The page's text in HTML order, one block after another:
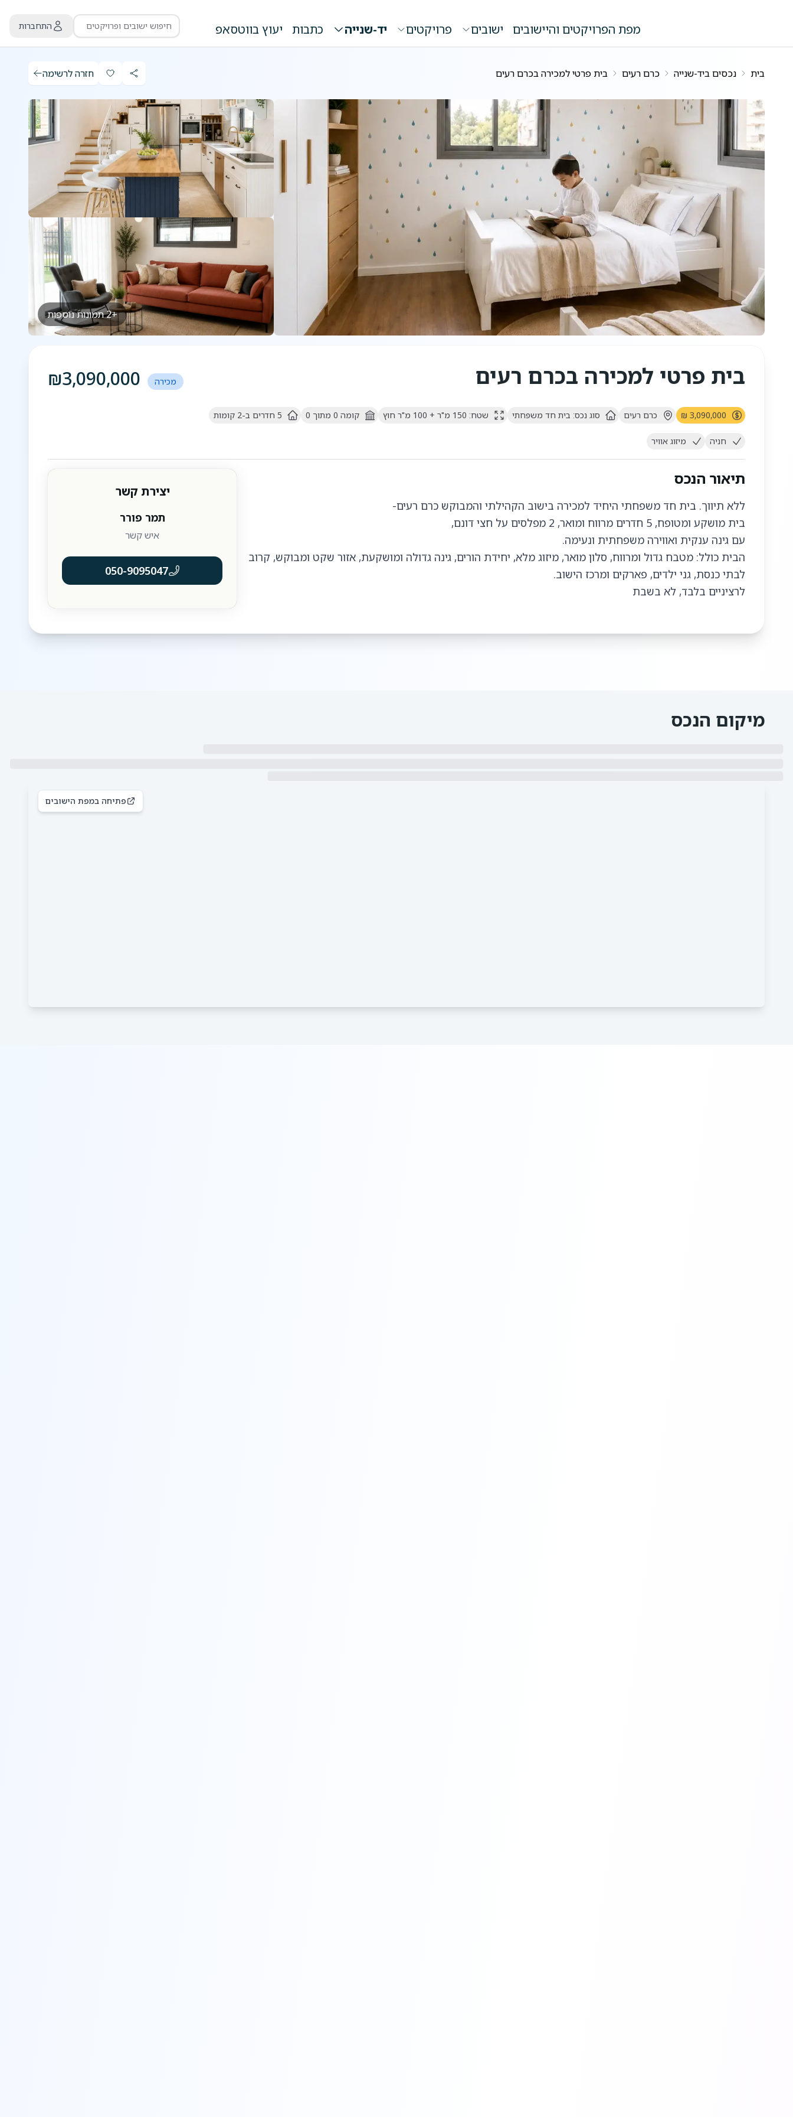
מפת הפרויקטים והיישובים ישובים פרויקטים יד-שנייה כתבות יעוץ בווטסאפ התחברות
בית נכסים ביד-שנייה כרם רעים בית פרטי למכירה בכרם רעים חזרה לרשימה
+
2תמונות נוספות
בית פרטי למכירה בכרם רעים מכירה ₪3,090,000
3,090,000 ₪ כרם רעים סוג נכס: בית חד משפחתי שטח: 150 מ"ר + 100 מ"ר חוץ קומה 0 מתוך 0
5 חדרים ב-2 קומות
חניה מיזוג אוויר
תיאור הנכס
הבית כולל: מטבח גדול ומרווח, סלון מואר, מיזוג מלא, יחידת הורים, גינה גדולה ומושקעת, אזור שקט ומבוקש, קרוב
לרציניים בלבד, לא בשבת
יצירת קשר
תמר פורר
איש קשר
050-9095047
מיקום הנכס
פתיחה במפת הישובים